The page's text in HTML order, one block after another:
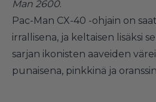
Man 2600.
Pac-Man CX-40 -ohjain on
irrallisena, ja keltaisen lisäksi
sarjan ikonisten aaveiden
punaisena, pinkkinä ja